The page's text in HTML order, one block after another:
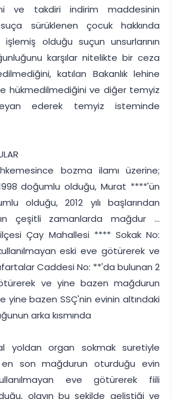
ve takdiri indirim maddesinin
suça sürüklenen çocuk hakkında
olduğu suçun unsurlarının
karşılar nitelikte bir ceza
katılan Bakanlık lehine
hükmedilmediğini ve diğer temyiz
ederek temyiz isteminde
bozma ilamı üzerine;
1998 doğumlu olduğu, Murat ****'ün
olduğu, 2012 yılı başlarından
çeşitli zamanlarda mağdur ...
Çay Mahallesi **** Sokak No:
eski eve götürerek ve
Caddesi No: **'da bulunan 2
ve yine bazen mağdurun
yine bazen SSÇ'nin evinin altındaki
arka kısmında
yoldan organ sokmak suretiyle
en son mağdurun oturduğu evin
eve götürerek fiili
olayın bu şekilde geliştiği ve